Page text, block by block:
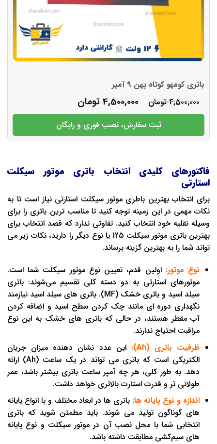
باتری کومهو کوتاه پهن 9 آمپر
4,500,000 تومان 4,500,000 تومان
ثبت سفارش، نصب فوری و رایگان
فاکتورهای کلیدی انتخاب باتری موتور سیکلت
استارتی
برای انتخاب بهترین باطری موتور سیکلت استارتی نیاز است تا به
نکات مهمی در این زمینه توجه کنید تا مناسب ترین باتری را برای
وسیله نقلیه خود انتخاب کنید. تفاوتی ندارد که قصد انتخاب برای
بهترین باتری موتور سیکلت 125 یا نوع دیگر را دارید، نکات زیر می
تواند شما را به بهترین گزینه برساند.
نوع موتور: اولین قدم، تعیین نوع موتور سیکلت شما است.
موتورهای استارتی به دو دسته کلی تقسیم می‌شوند: باتری
سیلد اسید و باتری خشک (MF). باتری ‌های سیلد اسید نیازمند
نگهداری دوره ‌ای مانند چک کردن سطح اسید و اضافه کردن
آب مقطر هستند، در حالی که باتری ‌های خشک به این نوع
مراقبت احتیاج ندارند.
ظرفیت باتری (Ah):
این عدد نشان ‌دهنده میزان جریان
الکتریکی است که باتری می ‌تواند در یک ساعت (Ah) ارائه
دهد. به طور کلی، هر چه آمپر ساعت باتری بیشتر باشد، عمر
طولانی ‌تر و قدرت استارت بالاتری خواهد داشت.
اندازه و نوع پایانه ‌ها: باتری‌ ها در ابعاد مختلف و با انواع پایانه
‌های گوناگون تولید می ‌شوند. باید مطمئن شوید که باتری
انتخابی شما با محل نصب آن در موتور سیکلت و نوع پایانه‌
های سیم‌کشی مطابقت داشته باشد.